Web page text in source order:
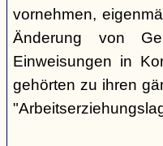
vornehmen,
Änderung von
Einweisungen in
gehörten zu ihren